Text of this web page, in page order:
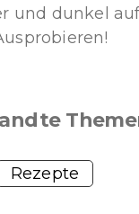
und dunkel
Rezepte